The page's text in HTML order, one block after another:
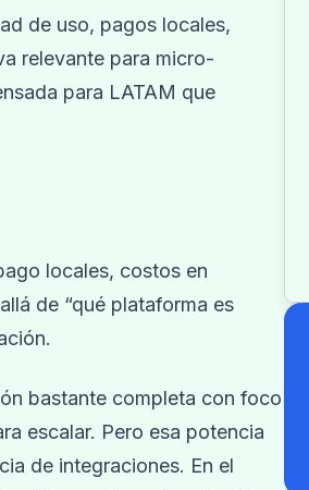
de uso, pagos locales,
relevante para micro-
para LATAM que
locales, costos en
de “qué plataforma es
bastante completa con foco
escalar. Pero esa potencia
de integraciones. En el